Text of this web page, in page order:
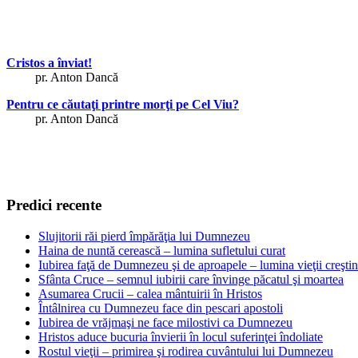
Cristos a înviat!
pr. Anton Dancă
Pentru ce căutaţi printre morţi pe Cel Viu?
pr. Anton Dancă
Predici recente
Slujitorii răi pierd împărăţia lui Dumnezeu
Haina de nuntă cerească – lumina sufletului curat
Iubirea faţă de Dumnezeu şi de aproapele – lumina vieţii
Sfânta Cruce – semnul iubirii care învinge păcatul şi moartea
Asumarea Crucii – calea mântuirii în Hristos
Întâlnirea cu Dumnezeu face din pescari apostoli
Iubirea de vrăjmaşi ne face milostivi ca Dumnezeu
Hristos aduce bucuria învierii în locul suferinţei îndoliate
Rostul vieţii – primirea şi rodirea cuvântului lui Dumnezeu